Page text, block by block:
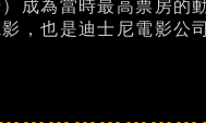
成為當時最高票房的
，也是迪士尼電影公